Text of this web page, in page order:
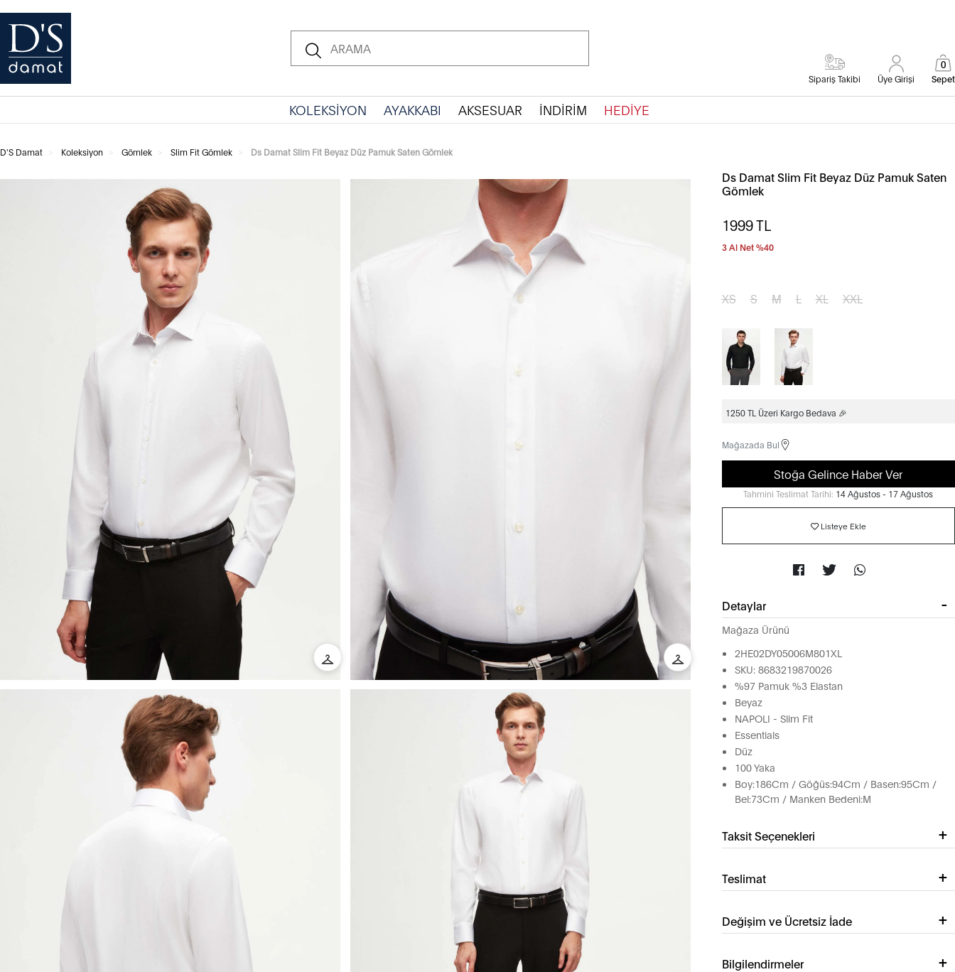
Sipariş Takibi Üye Girişi Sepet
0
KOLEKSİYON AYAKKABI AKSESUAR İNDİRİM HEDİYE
D'S Damat Koleksiyon Gömlek Slim Fit Gömlek Ds Damat Slim Fit Beyaz Düz Pamuk Saten Gömlek
Ds Damat Slim Fit Beyaz Düz Pamuk Saten
Gömlek
1999TL
3 Al Net %40
XS S M L XL XXL
1250 TL Üzeri Kargo Bedava 🎉
Mağazada Bul
Stoğa Gelince Haber Ver
Tahmini Teslimat Tarihi: 14 Ağustos - 17 Ağustos
Listeye Ekle
Detaylar
Mağaza Ürünü
2HE02DY05006M801XL
SKU: 8683219870026
%97 Pamuk %3 Elastan
Beyaz
NAPOLI - Slim Fit
Essentials
Düz
100 Yaka
Boy:186Cm / Göğüs:94Cm / Basen:95Cm /
Bel:73Cm / Manken Bedeni:M
Taksit Seçenekleri
Teslimat
Değişim ve Ücretsiz İade
Bilgilendirmeler